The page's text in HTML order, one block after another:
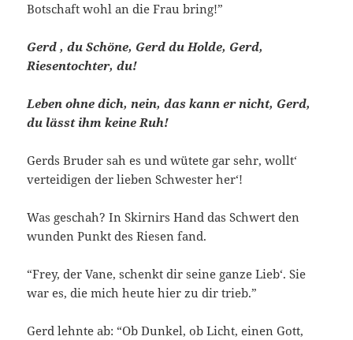
Botschaft wohl an die Frau bring!”
Gerd , du Schöne, Gerd du Holde, Gerd,
Riesentochter, du!
Leben ohne dich, nein, das kann er nicht, Gerd,
du lässt ihm keine Ruh!
Gerds Bruder sah es und wütete gar sehr, wollt‘
verteidigen der lieben Schwester her‘!
Was geschah? In Skirnirs Hand das Schwert den
wunden Punkt des Riesen fand.
“Frey, der Vane, schenkt dir seine ganze Lieb‘. Sie
war es, die mich heute hier zu dir trieb.”
Gerd lehnte ab: “Ob Dunkel, ob Licht, einen Gott,